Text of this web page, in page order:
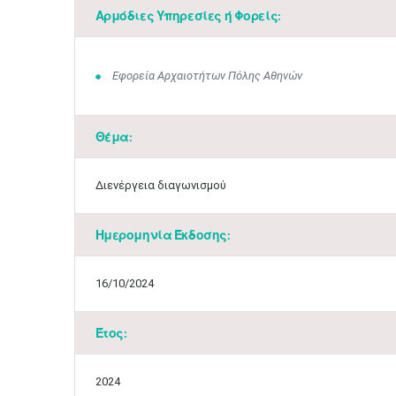
Αρμόδιες Υπηρεσίες ή Φορείς:
Εφορεία Αρχαιοτήτων Πόλης Αθηνών
Θέμα:
Διενέργεια διαγωνισμού
Ημερομηνία Έκδοσης:
16/10/2024
Έτος:
2024